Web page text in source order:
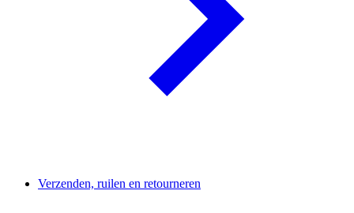
Verzenden, ruilen en retourneren